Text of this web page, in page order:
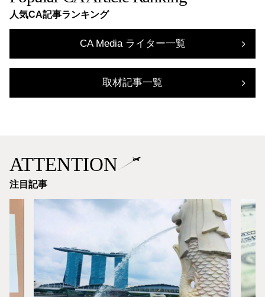
人気CA記事ランキング
CA Media ライター一覧
取材記事一覧
ATTENTION
注目記事